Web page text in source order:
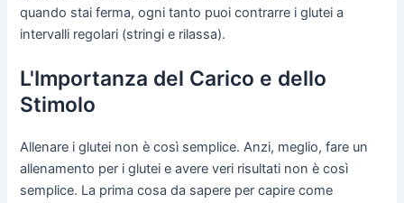
quando stai ferma, ogni tanto puoi contrarre i glutei a
intervalli regolari (stringi e rilassa).
L'Importanza del Carico e dello
Stimolo
Allenare i glutei non è così semplice. Anzi, meglio, fare un
allenamento per i glutei e avere veri risultati non è così
semplice. La prima cosa da sapere per capire come